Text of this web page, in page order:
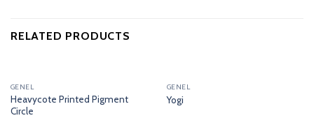
RELATED PRODUCTS
GENEL
Heavycote Printed Pigment
Circle
GENEL
Yogi